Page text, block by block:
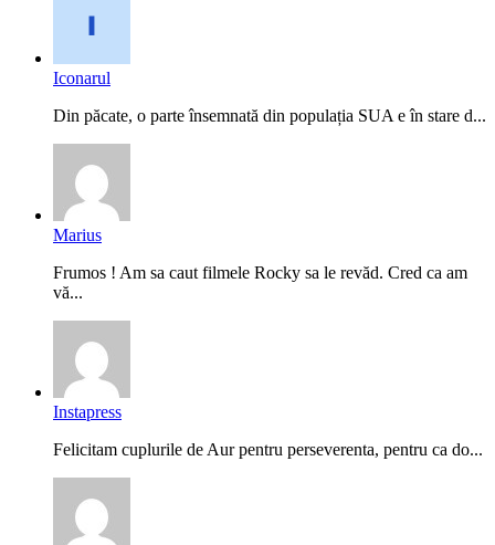
Iconarul
Din păcate, o parte însemnată din populația SUA e în stare d...
Marius
Frumos ! Am sa caut filmele Rocky sa le revăd. Cred ca am
vă...
Instapress
Felicitam cuplurile de Aur pentru perseverenta, pentru ca do...